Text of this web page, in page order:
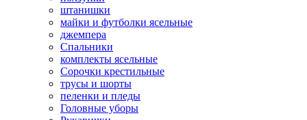
штанишки
майки и футболки ясельные
джемпера
Спальники
комплекты ясельные
Сорочки крестильные
трусы и шорты
пеленки и пледы
Головные уборы